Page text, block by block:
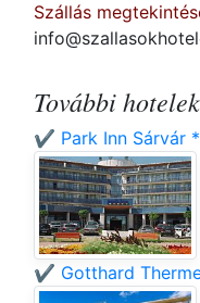
Szállás
További
✔️ Park Inn Sárvár
✔️ Gotthard